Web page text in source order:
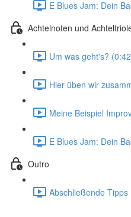
E Blues Jam: Dein
Achtelnoten und
Um was geht's?
Hier üben wir
Meine Beispiel
E Blues Jam: Dein
Outro
Abschließende Tipps